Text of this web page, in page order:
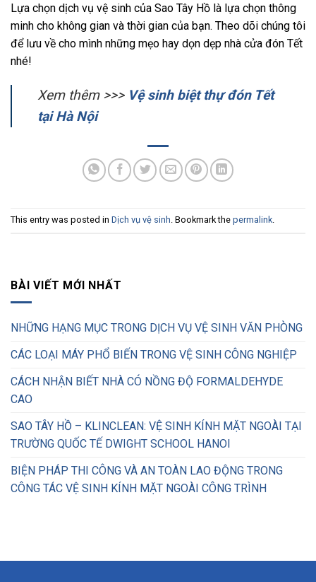
Lựa chọn dịch vụ vệ sinh của Sao Tây Hồ là lựa chọn thông
minh cho không gian và thời gian của bạn. Theo dõi chúng tôi
để lưu về cho mình những mẹo hay dọn dẹp nhà cửa đón Tết
nhé!
Xem thêm >>> Vệ sinh biệt thự đón Tết
tại Hà Nội
This entry was posted in Dịch vụ vệ sinh. Bookmark the permalink.
BÀI VIẾT MỚI NHẤT
NHỮNG HẠNG MỤC TRONG DỊCH VỤ VỆ SINH VĂN PHÒNG
CÁC LOẠI MÁY PHỔ BIẾN TRONG VỆ SINH CÔNG NGHIỆP
CÁCH NHẬN BIẾT NHÀ CÓ NỒNG ĐỘ FORMALDEHYDE
CAO
SAO TÂY HỒ – KLINCLEAN: VỆ SINH KÍNH MẶT NGOÀI TẠI
TRƯỜNG QUỐC TẾ DWIGHT SCHOOL HANOI
BIỆN PHÁP THI CÔNG VÀ AN TOÀN LAO ĐỘNG TRONG
CÔNG TÁC VỆ SINH KÍNH MẶT NGOÀI CÔNG TRÌNH